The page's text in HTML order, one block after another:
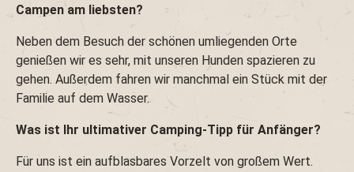
Campen am liebsten?
Neben dem Besuch der schönen umliegenden Orte
genießen wir es sehr, mit unseren Hunden spazieren zu
gehen. Außerdem fahren wir manchmal ein Stück mit der
Familie auf dem Wasser.
Was ist Ihr ultimativer Camping-Tipp für Anfänger?
Für uns ist ein aufblasbares Vorzelt von großem Wert.